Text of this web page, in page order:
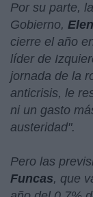
Por su parte,
Gobierno,
cierre el año
líder de
jornada de la
anticrisis, le
ni un gasto
austeridad".
Pero las
Funcas, que